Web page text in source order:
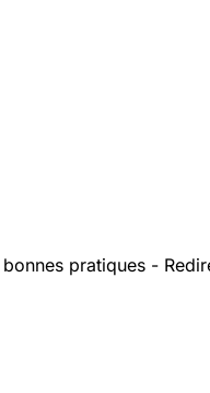
pratiques -